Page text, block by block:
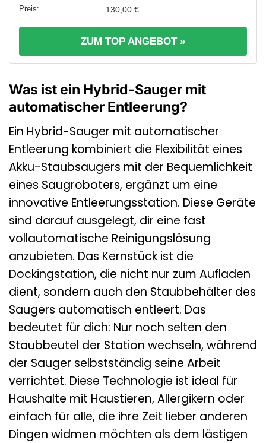
130,00 €
ZUM TOP ANGEBOT »
Was ist ein Hybrid-Sauger mit
automatischer Entleerung?
Ein Hybrid-Sauger mit automatischer
Entleerung kombiniert die Flexibilität eines
Akku-Staubsaugers mit der Bequemlichkeit
eines Saugroboters, ergänzt um eine
innovative Entleerungsstation. Diese Geräte
sind darauf ausgelegt, dir eine fast
vollautomatische Reinigungslösung
anzubieten. Das Kernstück ist die
Dockingstation, die nicht nur zum Aufladen
dient, sondern auch den Staubbehälter des
Saugers automatisch entleert. Das
bedeutet für dich: Nur noch selten den
Staubbeutel der Station wechseln, während
der Sauger selbstständig seine Arbeit
verrichtet. Diese Technologie ist ideal für
Haushalte mit Haustieren, Allergikern oder
einfach für alle, die ihre Zeit lieber anderen
Dingen widmen möchten als dem lästigen